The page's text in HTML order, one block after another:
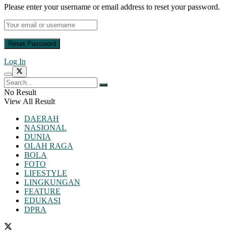
Please enter your username or email address to reset your password.
Log In
No Result
View All Result
DAERAH
NASIONAL
DUNIA
OLAH RAGA
BOLA
FOTO
LIFESTYLE
LINGKUNGAN
FEATURE
EDUKASI
DPRA